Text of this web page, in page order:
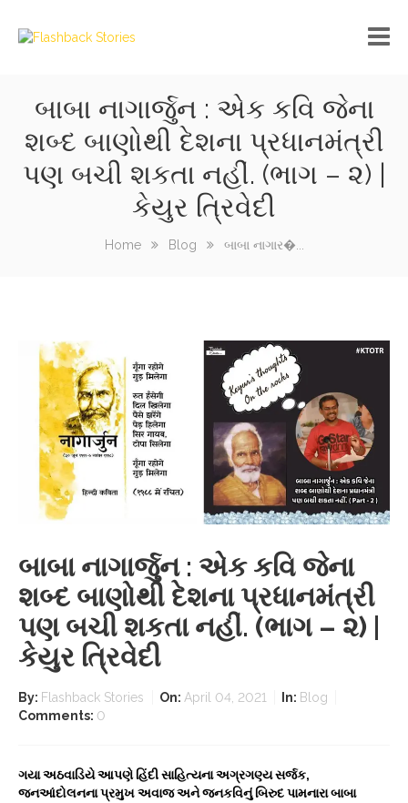
No custom menu created!
બાબા નાગાર્જુન : એક કવિ જેના
શબ્દ બાણોથી દેશના પ્રધાનમંત્રી
પણ બચી શકતા નહીં. (ભાગ – ૨) |
કેયુર ત્રિવેદી
Home Blog બાબા નાગાર�...
બાબા નાગાર્જુન : એક કવિ જેના
શબ્દ બાણોથી દેશના પ્રધાનમંત્રી
પણ બચી શકતા નહીં. (ભાગ – ૨) |
કેયુર ત્રિવેદી
By: Flashback Stories On: April 04, 2021 In: Blog
Comments: 0
ગયા અઠવાડિયે આપણે હિંદી સાહિત્યના અગ્રગણ્ય સર્જક,
જનઆંદોલનના પ્રમુખ અવાજ અને જનકવિનું બિરુદ પામનારા બાબા